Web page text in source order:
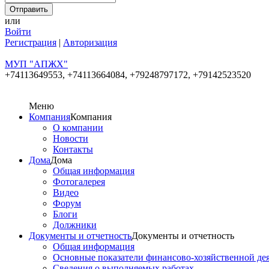
или
Войти
Регистрация | Авторизация
МУП "АПЖХ"
+74113649553, +74113664084, +79248797172, +79142523520
Меню
КомпанияКомпания
О компании
Новости
Контакты
ДомаДома
Общая информация
Фотогалерея
Видео
Форум
Блоги
Должники
Документы и отчетностьДокументы и отчетность
Общая информация
Основные показатели финансово-хозяйственной